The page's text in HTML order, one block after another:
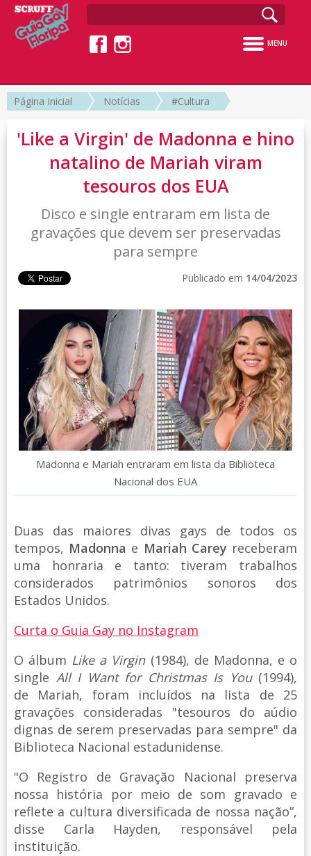
MENU
Página Inicial Notícias #Cultura
'Like a Virgin' de Madonna e hino
natalino de Mariah viram
tesouros dos EUA
Disco e single entraram em lista de
gravações que devem ser preservadas
para sempre
Publicado em 14/04/2023
Madonna e Mariah entraram em lista da Biblioteca
Nacional dos EUA
Duas das maiores divas gays de todos os
tempos, Madonna e Mariah Carey receberam
uma honraria e tanto: tiveram trabalhos
considerados patrimônios sonoros dos
Estados Unidos.
Curta o Guia Gay no Instagram
O álbum Like a Virgin(1984), de Madonna, e o
single All I Want for Christmas Is You(1994),
de Mariah, foram incluídos na lista de 25
gravações consideradas "tesouros do aúdio
dignas de serem preservadas para sempre" da
Biblioteca Nacional estadunidense.
"O Registro de Gravação Nacional preserva
nossa história por meio de som gravado e
reflete a cultura diversificada de nossa nação”,
disse Carla Hayden, responsável pela
instituição.